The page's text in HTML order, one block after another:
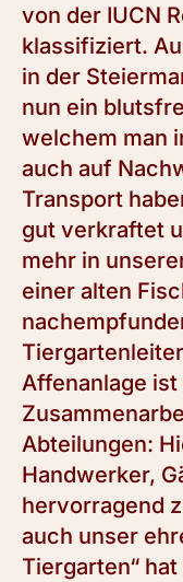
von der IUCN
klassifiziert.
in der
nun ein
welchem man
auch auf
Transport
gut verkraftet
mehr in
einer alten
Affenanlage
Abteilungen:
Handwerker,
hervorragend
auch unser
Tiergarten“